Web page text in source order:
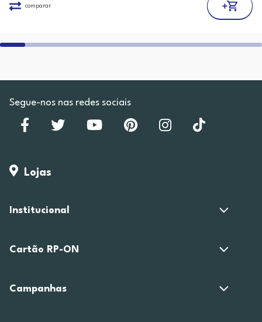
comparar
Segue-nos nas redes sociais
Lojas
Institucional
Cartão RP-ON
Campanhas